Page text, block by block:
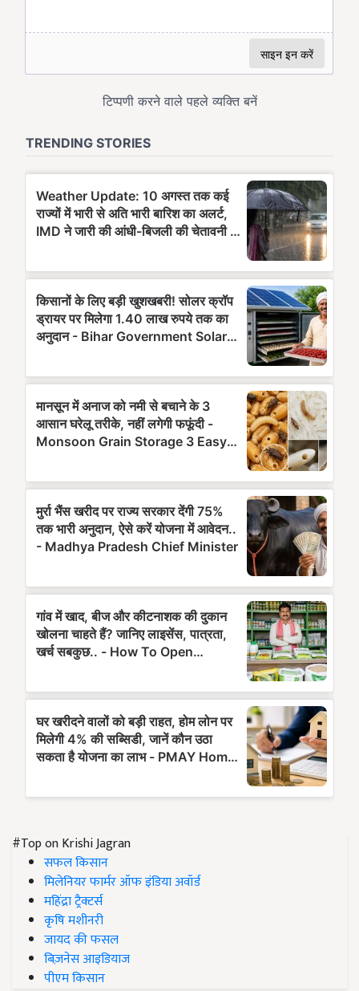
#Top on Krishi Jagran
सफल किसान
मिलेनियर फार्मर ऑफ इंडिया अवॉर्ड
महिंद्रा ट्रैक्टर्स
कृषि मशीनरी
जायद की फसल
बिज़नेस आइडियाज
पीएम किसान